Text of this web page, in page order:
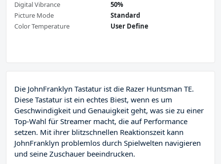
Digital Vibrance
50%
Picture Mode
Standard
Color Temperature
User Define
Die JohnFranklyn Tastatur ist die Razer Huntsman TE.
Diese Tastatur ist ein echtes Biest, wenn es um
Geschwindigkeit und Genauigkeit geht, was sie zu einer
Top-Wahl für Streamer macht, die auf Performance
setzen. Mit ihrer blitzschnellen Reaktionszeit kann
JohnFranklyn problemlos durch Spielwelten navigieren
und seine Zuschauer beeindrucken.